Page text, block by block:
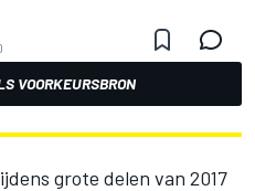
VOORKEURSBRON
grote delen van 2017